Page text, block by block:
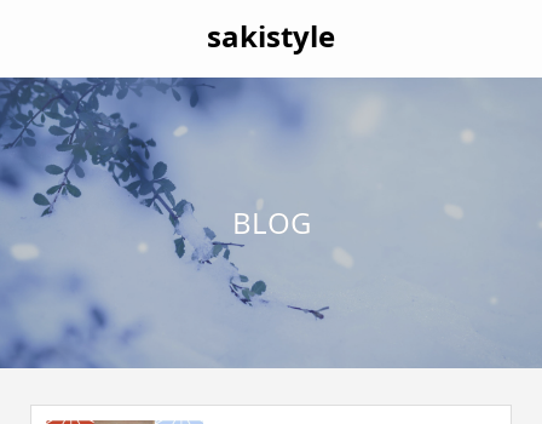
sakistyle
BLOG